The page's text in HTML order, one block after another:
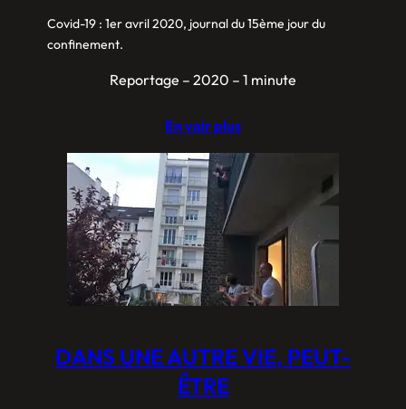
Covid-19 : 1er avril 2020, journal du 15ème jour du
confinement.
Reportage – 2020 – 1 minute
En voir plus
DANS UNE AUTRE VIE, PEUT-
ÊTRE